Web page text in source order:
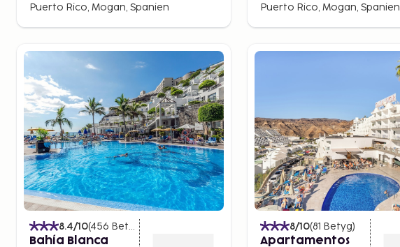
Puerto Rico, Mogan, Spanien Puerto Rico, Mogan, Spanien
8.4/10(456 Betyg
Bahía Blanca
8/10(81 Betyg)
Apartamentos